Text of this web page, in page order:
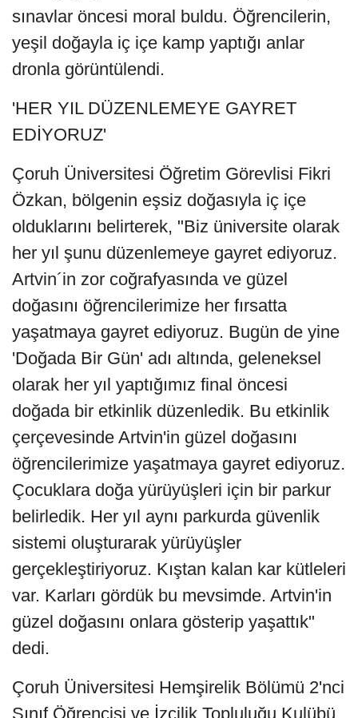
sınavlar öncesi moral buldu. Öğrencilerin,
yeşil doğayla iç içe kamp yaptığı anlar
dronla görüntülendi.
'HER YIL DÜZENLEMEYE GAYRET
EDİYORUZ'
Çoruh Üniversitesi Öğretim Görevlisi Fikri
Özkan, bölgenin eşsiz doğasıyla iç içe
olduklarını belirterek, "Biz üniversite olarak
her yıl şunu düzenlemeye gayret ediyoruz.
Artvin´in zor coğrafyasında ve güzel
doğasını öğrencilerimize her fırsatta
yaşatmaya gayret ediyoruz. Bugün de yine
'Doğada Bir Gün' adı altında, geleneksel
olarak her yıl yaptığımız final öncesi
doğada bir etkinlik düzenledik. Bu etkinlik
çerçevesinde Artvin'in güzel doğasını
öğrencilerimize yaşatmaya gayret ediyoruz.
Çocuklara doğa yürüyüşleri için bir parkur
belirledik. Her yıl aynı parkurda güvenlik
sistemi oluşturarak yürüyüşler
gerçekleştiriyoruz. Kıştan kalan kar kütleleri
var. Karları gördük bu mevsimde. Artvin'in
güzel doğasını onlara gösterip yaşattık"
dedi.
Çoruh Üniversitesi Hemşirelik Bölümü 2'nci
Sınıf Öğrencisi ve İzcilik Topluluğu Kulübü